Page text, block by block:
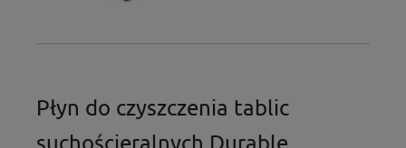
Płyn do czyszczenia tablic
suchościeralnych Durable